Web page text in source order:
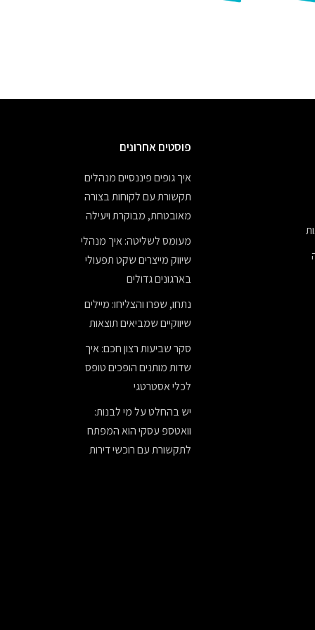
פוסטים אחרונים
איך גופים פיננסיים מנהלים
תקשורת עם לקוחות בצורה
מאובטחת, מבוקרת ויעילה
מעומס לשליטה: איך מנהלי
שיווק מייצרים שקט תפעולי
בארגונים גדולים
נתחו, שפרו והצליחו: מיילים
שיווקיים שמביאים תוצאות
סקר שביעות רצון חכם: איך
שדות מותנים הופכים טופס
לכלי אסטרטגי
יש בהחלט על מי לבנות:
וואטספ עסקי הוא המפתח
לתקשורת עם רוכשי דירות